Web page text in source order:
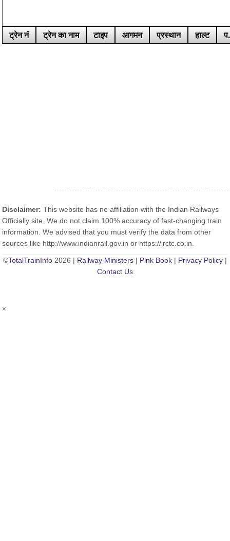
ट्रेन नं ट्रेन का नाम टाइप आगमन प्रस्थान हाल्ट
Disclaimer: This website has no affiliation with the Indian Railways
Officially site. We do not claim 100% accuracy of fast-changing train
information. We advised that you must verify the data from other
sources like http://www.indianrail.gov.in or https://irctc.co.in.
©TotalTrainInfo 2026 | Railway Ministers | Pink Book | Privacy Policy |
Contact Us
×